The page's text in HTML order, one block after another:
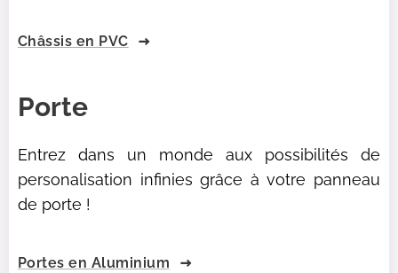
Châssis en PVC
Porte
Entrez dans un monde aux possibilités de
personalisation infinies grâce à votre panneau
de porte !
Portes en Aluminium